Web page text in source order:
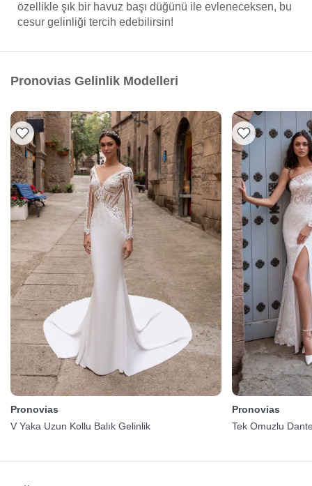
özellikle şık bir havuz başı düğünü ile evleneceksen, bu
cesur gelinliği tercih edebilirsin!
Pronovias Gelinlik Modelleri
Pronovias
V Yaka Uzun Kollu Balık Gelinlik
Pronovias
Tek Omuzlu